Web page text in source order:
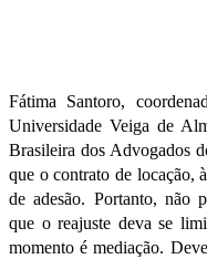
Fátima Santoro,
Universidade Veiga de
Brasileira dos Advogados
que o contrato de
de adesão. Portanto, não
que o reajuste deva se
momento é mediação.